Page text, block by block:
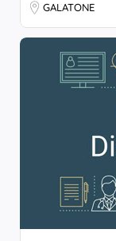
GALATONE